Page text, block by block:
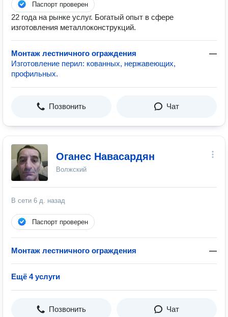
Паспорт проверен
22 года на рынке услуг. Богатый опыт в сфере
изготовления металлоконструкций.
Монтаж лестничного ограждения
—
Изготовление перил: кованных, нержавеющих,
профильных.
Позвонить Чат
Оганес Навасардян
Волжский
В сети 6 д. назад
Паспорт проверен
Монтаж лестничного ограждения —
Ещё 4 услуги
Позвонить Чат